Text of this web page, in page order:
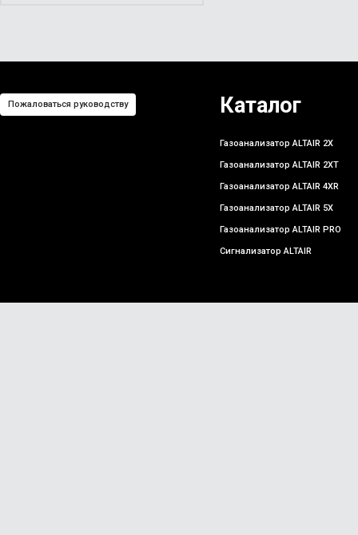
Пожаловаться руководству Каталог
Газоанализатор ALTAIR 2X
Газоанализатор ALTAIR 2XT
Газоанализатор ALTAIR 4XR
Газоанализатор ALTAIR 5X
Газоанализатор ALTAIR PRO
Сигнализатор ALTAIR